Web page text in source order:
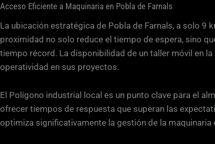
Acceso Eficiente a Maquinaria en Pobla de Farnals
La ubicación estratégica de Pobla de Farnals, a solo 9
proximidad no solo reduce el tiempo de espera, sino
tiempo récord. La disponibilidad de un taller móvil en
operatividad en sus proyectos.
El Polígono industrial local es un punto clave para el
ofrecer tiempos de respuesta que superan las
optimiza significativamente la gestión de la